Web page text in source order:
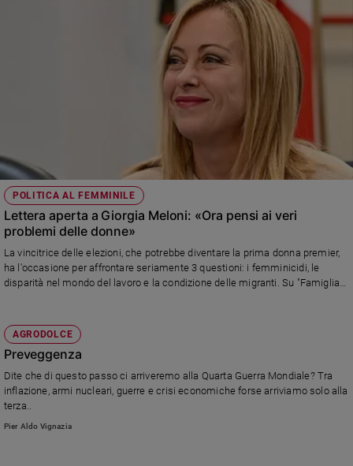
POLITICA AL FEMMINILE
Lettera aperta a Giorgia Meloni: «Ora pensi ai veri
problemi delle donne»
La vincitrice delle elezioni, che potrebbe diventare la prima donna premier,
ha l'occasione per affrontare seriamente 3 questioni: i femminicidi, le
disparità nel mondo del lavoro e la condizione delle migranti. Su "Famiglia
AGRODOLCE
Preveggenza
Dite che di questo passo ci arriveremo alla Quarta Guerra Mondiale? Tra
inflazione, armi nucleari, guerre e crisi economiche forse arriviamo solo alla
terza..
Pier Aldo Vignazia